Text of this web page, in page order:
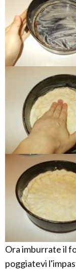
Ora imburrate il
poggiatevi